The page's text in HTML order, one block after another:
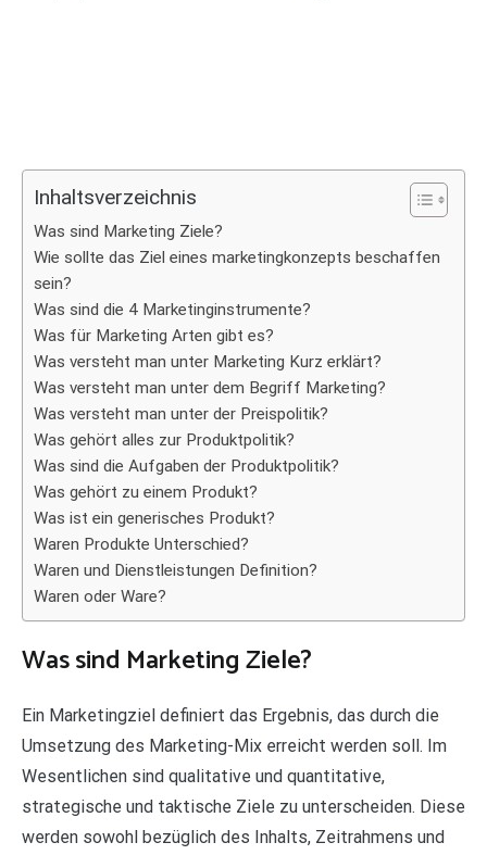
Inhaltsverzeichnis
Was sind Marketing Ziele?
Wie sollte das Ziel eines marketingkonzepts beschaffen
sein?
Was sind die 4 Marketinginstrumente?
Was für Marketing Arten gibt es?
Was versteht man unter Marketing Kurz erklärt?
Was versteht man unter dem Begriff Marketing?
Was versteht man unter der Preispolitik?
Was gehört alles zur Produktpolitik?
Was sind die Aufgaben der Produktpolitik?
Was gehört zu einem Produkt?
Was ist ein generisches Produkt?
Waren Produkte Unterschied?
Waren und Dienstleistungen Definition?
Waren oder Ware?
Was sind Marketing Ziele?
Ein Marketingziel definiert das Ergebnis, das durch die
Umsetzung des Marketing-Mix erreicht werden soll. Im
Wesentlichen sind qualitative und quantitative,
strategische und taktische Ziele zu unterscheiden. Diese
werden sowohl bezüglich des Inhalts, Zeitrahmens und